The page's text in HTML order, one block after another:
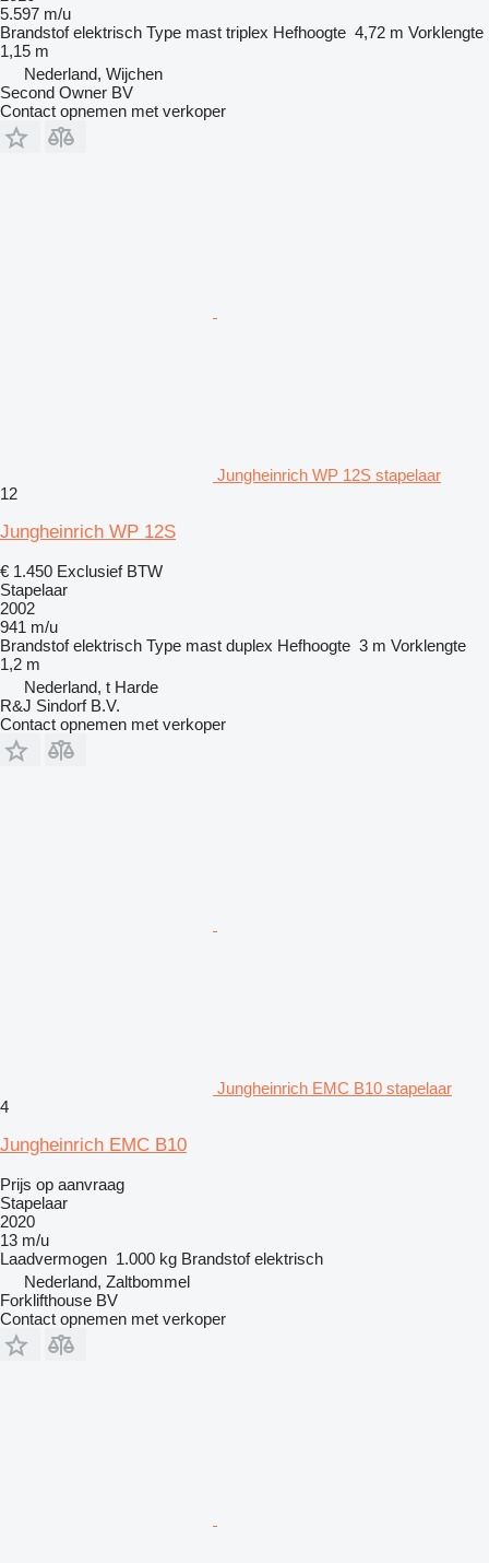
5.597 m/u
Brandstof elektrisch Type mast triplex Hefhoogte 4,72 m Vorklengte
1,15 m
Nederland, Wijchen
Second Owner BV
Contact opnemen met verkoper
Jungheinrich WP 12S stapelaar
12
Jungheinrich WP 12S
€ 1.450 Exclusief BTW
Stapelaar
2002
941 m/u
Brandstof elektrisch Type mast duplex Hefhoogte 3 m Vorklengte
1,2 m
Nederland, t Harde
R&J Sindorf B.V.
Contact opnemen met verkoper
Jungheinrich EMC B10 stapelaar
4
Jungheinrich EMC B10
Prijs op aanvraag
Stapelaar
2020
13 m/u
Laadvermogen 1.000 kg Brandstof elektrisch
Nederland, Zaltbommel
Forklifthouse BV
Contact opnemen met verkoper